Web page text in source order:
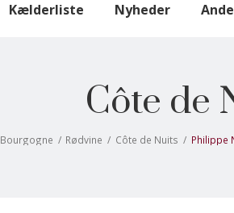
Kælderliste Nyheder
Côte de
Bourgogne / Rødvine / Côte de Nuits / Philippe